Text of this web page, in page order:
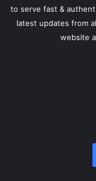
to serve fast &
latest updates from
website